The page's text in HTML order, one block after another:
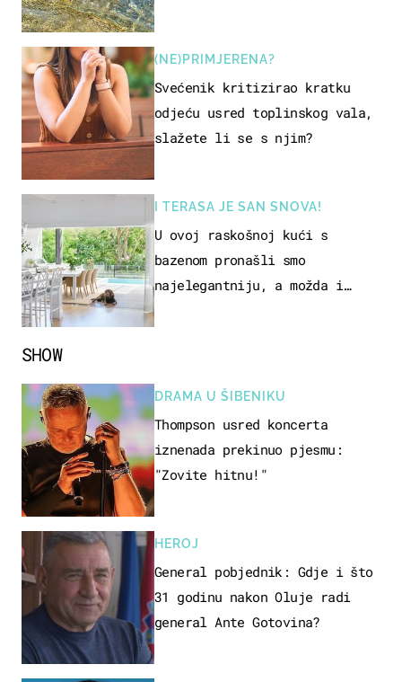
SHOW
DRAMA U ŠIBENIKU
Thompson usred koncerta
iznenada prekinuo pjesmu:
"Zovite hitnu!"
HEROJ
General pobjednik: Gdje i što
31 godinu nakon Oluje radi
general Ante Gotovina?
(NE)PRIMJERENA?
Svećenik kritizirao kratku
odjeću usred toplinskog vala,
slažete li se s njim?
I TERASA JE SAN SNOVA!
U ovoj raskošnoj kući s
bazenom pronašli smo
najelegantniju, a možda i